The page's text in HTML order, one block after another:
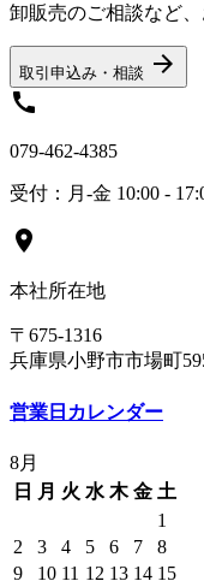
卸販売のご相談など
取引申込み・相談 arrow_forward
call
079-462-4385
受付：月-金 10:00 -
location_on
本社所在地
〒675-1316
兵庫県小野市市場町
営業日カレンダー
8月
日
月 火 水 木 金 土
1
2
3 4 5 6 7
8
9
10 11 12 13 14 15